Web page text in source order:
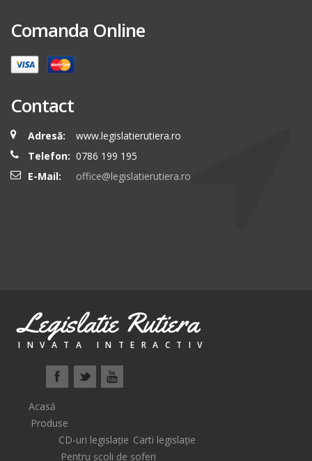
Comanda Online
Contact
Adresă:
www.legislatierutiera.ro
Telefon: 0786 199 195
E-Mail:
office@legislatierutiera.ro
Legislatie Rutiera
INVATA INTERACTIV
Acasă
Produse
CD-uri legislație Carti legislație
Pentru școli de șoferi